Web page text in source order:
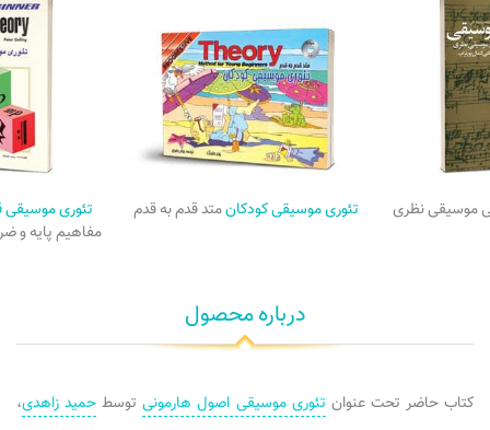
موسیقی نظری تئوری موسیقی کودکانمتد قدم به قدم
تئوری موسیقی
مفاهیم پایه و
درباره محصول
کتاب حاضر تحت عنوان تئوری موسیقی اصول هارمونیتوسط حمید زاهدی،